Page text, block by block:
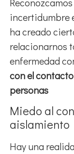
incertidumbre
ha creado
relacionarnos
enfermedad
con el
personas
Miedo al
aislamiento
Hay una